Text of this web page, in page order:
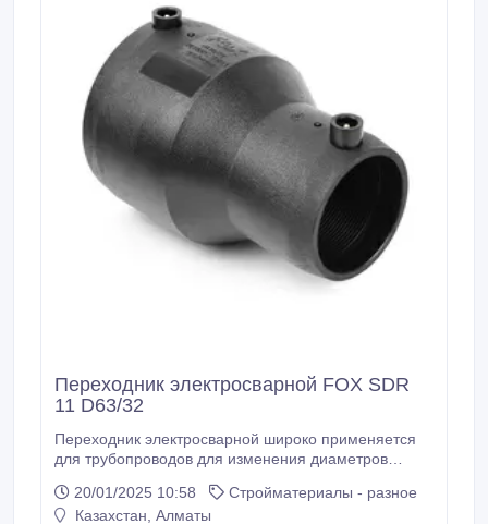
Переходник электросварной FOX SDR
11 D63/32
Переходник электросварной широко применяется
для трубопроводов для изменения диаметров
обмотаны нагревательным элементом, что можно
сваривать фитинги с помощью электромуфтовых
20/01/2025 10:58
Стройматериалы - разное
Казахстан, Алматы